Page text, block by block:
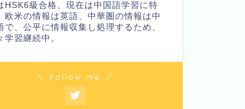
HSK6級合格、現在は中国語学習に特
欧米の情報は英語、中華圏の情報は中
で、公平に情報収集し処理するため、
学習継続中。
＼ Follow me ／